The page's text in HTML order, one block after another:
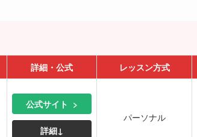
詳細・公式 レッスン方式
公式サイト
詳細↓
パーソナル